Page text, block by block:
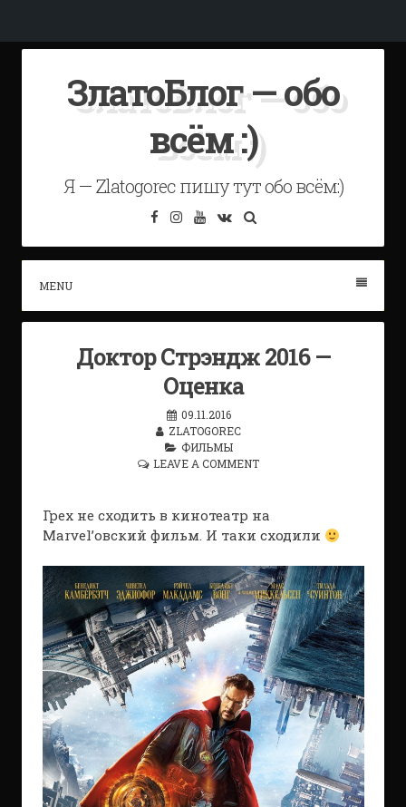
contentЗлатоБлог — обо
всём :)
Я — Zlatogorec пишу тут обо всём:)
Facebook
Instagram
YouTube
VK
MENU
Доктор Стрэндж 2016 —
Оценка
09.11.2016
ZLATOGOREC
ФИЛЬМЫ
LEAVE A COMMENT
Грех не сходить в кинотеатр на
Marvel’овский фильм. И таки сходили